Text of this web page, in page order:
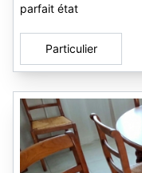
parfait état
Particulier